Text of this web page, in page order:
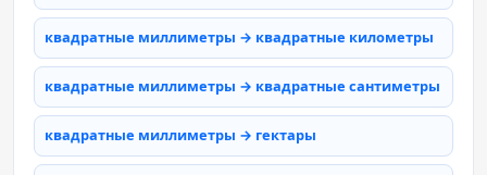
квадратные миллиметры → квадратные километры
квадратные миллиметры → квадратные сантиметры
квадратные миллиметры → гектары